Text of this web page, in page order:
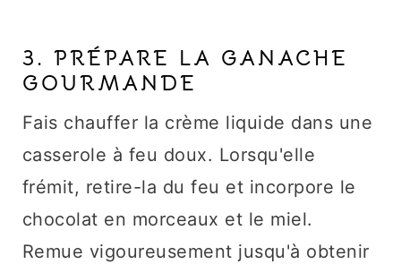
3. PRÉPARE LA GANACHE
GOURMANDE
Fais chauffer la crème liquide dans une
casserole à feu doux. Lorsqu'elle
frémit, retire-la du feu et incorpore le
chocolat en morceaux et le miel.
Remue vigoureusement jusqu'à obtenir